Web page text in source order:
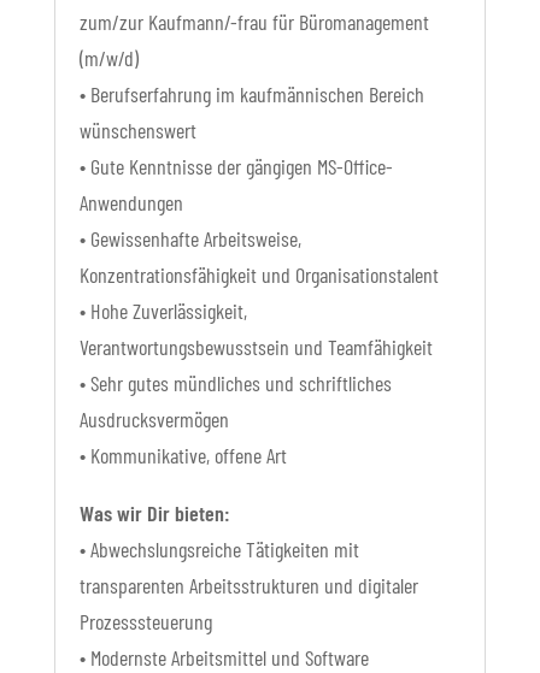
zum/zur Kaufmann/-frau für Büromanagement
(m/w/d)
• Berufserfahrung im kaufmännischen Bereich
wünschenswert
• Gute Kenntnisse der gängigen MS-Office-
Anwendungen
• Gewissenhafte Arbeitsweise,
Konzentrationsfähigkeit und Organisationstalent
• Hohe Zuverlässigkeit,
Verantwortungsbewusstsein und Teamfähigkeit
• Sehr gutes mündliches und schriftliches
Ausdrucksvermögen
• Kommunikative, offene Art
Was wir Dir bieten:
• Abwechslungsreiche Tätigkeiten mit
transparenten Arbeitsstrukturen und digitaler
Prozesssteuerung
• Modernste Arbeitsmittel und Software